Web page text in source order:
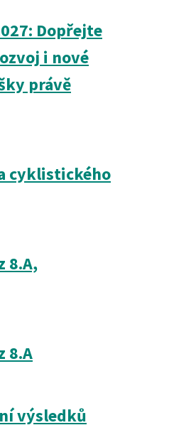
Dopřejte
i nové
právě
cyklistického
8.A,
8.A
výsledků